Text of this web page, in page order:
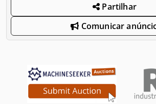
Partilhar
Comunicar